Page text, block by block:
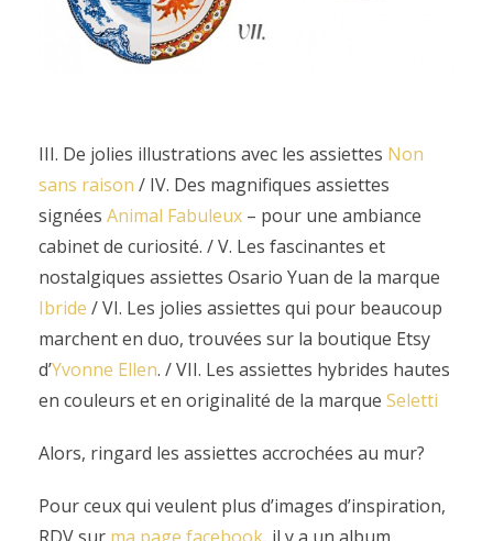
III. De jolies illustrations avec les assiettes Non
sans raison / IV. Des magnifiques assiettes
signées Animal Fabuleux– pour une ambiance
cabinet de curiosité. / V. Les fascinantes et
nostalgiques assiettes Osario Yuan de la marque
Ibride / VI. Les jolies assiettes qui pour beaucoup
marchent en duo, trouvées sur la boutique Etsy
d’Yvonne Ellen. / VII. Les assiettes hybrides hautes
en couleurs et en originalité de la marque Seletti
Alors, ringard les assiettes accrochées au mur?
Pour ceux qui veulent plus d’images d’inspiration,